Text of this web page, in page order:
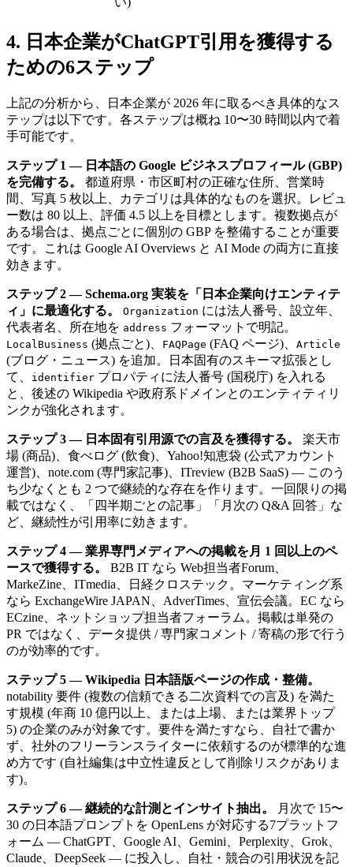
4. 日本企業がChatGPT引用を獲得する
ための6ステップ
上記の分析から、日本企業が 2026 年に取るべき具体的なス
テップは以下です。各ステップは概ね 10〜30 時間以内で着
手可能です。
ステップ 1 — 日本語の Google ビジネスプロフィール (GBP)
を完備する。
都道府県・市区町村の正確な住所、営業時
間、写真 5 枚以上、カテゴリは具体的なものを選択。レビュ
ー数は 80 以上、評価 4.5 以上を目標とします。複数拠点が
ある場合は、拠点ごとに個別の GBP を整備することが重要
です。これは Google AI Overviews と AI Mode の両方に直接
効きます。
ステップ 2 — Schema.org 実装を「日本企業向けエンティテ
ィ」に最適化する。
Organization には法人番号、設立年、
代表者名、所在地を address フォーマットで明記。
LocalBusiness (拠点ごと)、 FAQPage (FAQ ページ)、 Article
(ブログ・ニュース) を追加。日本固有のスキーマ拡張とし
て、
identifier プロパティに法人番号 (国税庁) を入れる
と、後述の Wikipedia や政府系ドメインとのエンティティリ
ンクが強化されます。
ステップ 3 — 日本固有引用源での言及を獲得する。
楽天市
場 (商品)、食べログ (飲食)、Yahoo!知恵袋 (公式アカウント
運営)、note.com (専門家記事)、ITreview (B2B SaaS) — このう
ち少なくとも 2 つで継続的な存在を作ります。一回限りの掲
載ではなく、「四半期ごとの記事」「月次の Q&A 回答」な
ど、継続性が引用率に効きます。
ステップ 4 — 業界専門メディアへの掲載を月 1 回以上のペ
ースで獲得する。
B2B IT なら Web担当者Forum、
MarkeZine、ITmedia、日経クロステック。マーケティング系
なら ExchangeWire JAPAN、AdverTimes、宣伝会議。EC なら
ECzine、ネットショップ担当者フォーラム。掲載は単発の
PR ではなく、データ提供 / 専門家コメント / 寄稿の形で行う
のが効率的です。
ステップ 5 — Wikipedia 日本語版ページの作成・整備。
notability 要件 (複数の信頼できる二次資料での言及) を満た
す規模 (年商 10 億円以上、または上場、または業界トップ
5) の企業のみが対象です。要件を満たすなら、自社で書か
ず、社外のフリーランスライターに依頼するのが標準的な進
め方です (自社編集は中立性違反として削除リスクがありま
す)。
ステップ 6 — 継続的な計測とインサイト抽出。
月次で 15〜
30 の日本語プロンプトを OpenLens が対応する7プラットフ
ォーム — ChatGPT、Google AI、Gemini、Perplexity、Grok、
Claude、DeepSeek — に投入し、自社・競合の引用状況を記